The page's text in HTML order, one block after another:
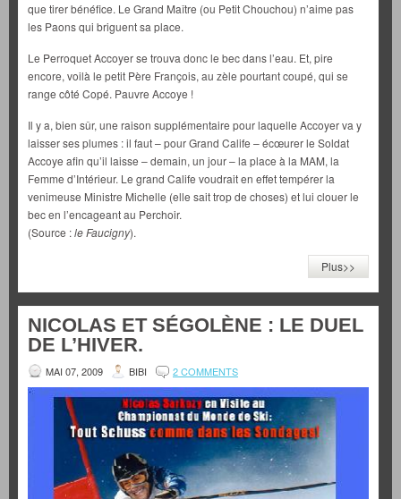
que tirer bénéfice. Le Grand Maître (ou Petit Chouchou) n’aime pas
les Paons qui briguent sa place.
Le Perroquet Accoyer se trouva donc le bec dans l’eau. Et, pire
encore, voilà le petit Père François, au zèle pourtant coupé, qui se
range côté Copé. Pauvre Accoye !
Il y a, bien sûr, une raison supplémentaire pour laquelle Accoyer va y
laisser ses plumes : il faut – pour Grand Calife – écœurer le Soldat
Accoye afin qu’il laisse – demain, un jour – la place à la MAM, la
Femme d’Intérieur. Le grand Calife voudrait en effet tempérer la
venimeuse Ministre Michelle (elle sait trop de choses) et lui clouer le
bec en l’encageant au Perchoir.
(Source :le Faucigny).
Plus>>
NICOLAS ET SÉGOLÈNE : LE DUEL
DE L’HIVER.
MAI 07, 2009 BIBI 2 COMMENTS